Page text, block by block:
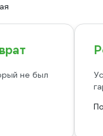
не был